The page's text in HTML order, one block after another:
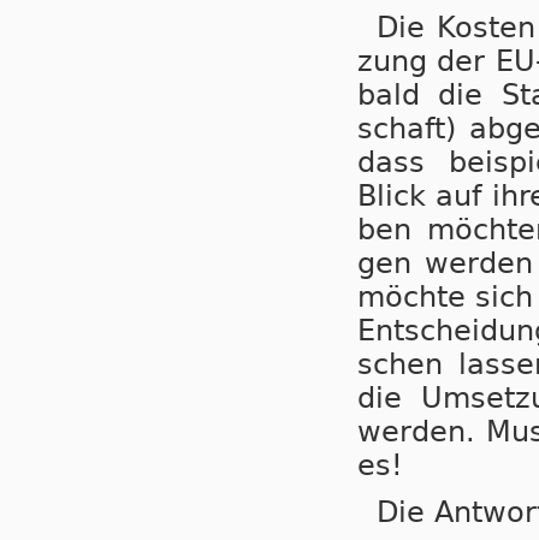
Die
zung der
bald die
schaft)
dass
Blick auf
ben
gen
möch­te
schen
die
wer­den.
es!
Die